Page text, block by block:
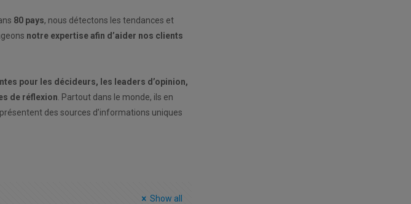
80 pays, nous détectons les tendances et
notre expertise afin d’aider nos clients
pour les décideurs, les leaders d’opinion,
de réflexion . Partout dans le monde, ils en
des sources d’informations uniques
Show all